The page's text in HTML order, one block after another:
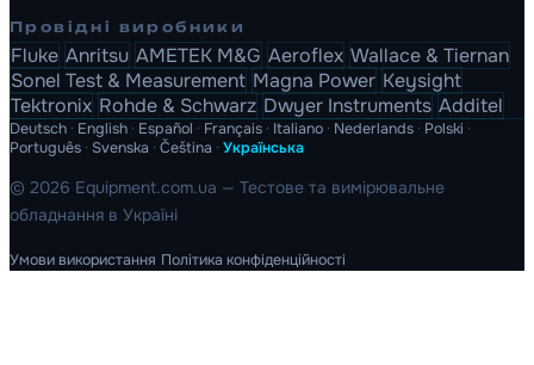
Провідні виробники
Fluke Anritsu AMETEK M&G Aeroflex Wallace & Tiernan
Sonel Test & Measurement Magna Power Keysight
Tektronix Rohde & Schwarz Dwyer Instruments Additel
Deutsch · English · Español · Français · Italiano · Nederlands · Polski ·
Português · Svenska · Čeština · Українська
© 2026 Equipment.com.ua — Тестове та вимірювальне
обладнання в Україні
Умови використання Політика конфіденційності